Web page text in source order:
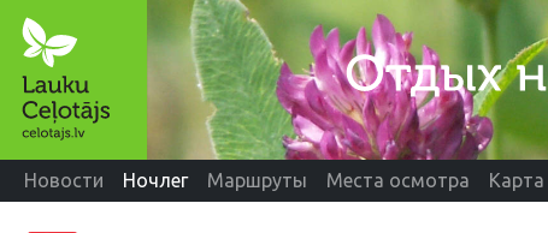
Новости Ночлег Маршруты Места осмотра Карта